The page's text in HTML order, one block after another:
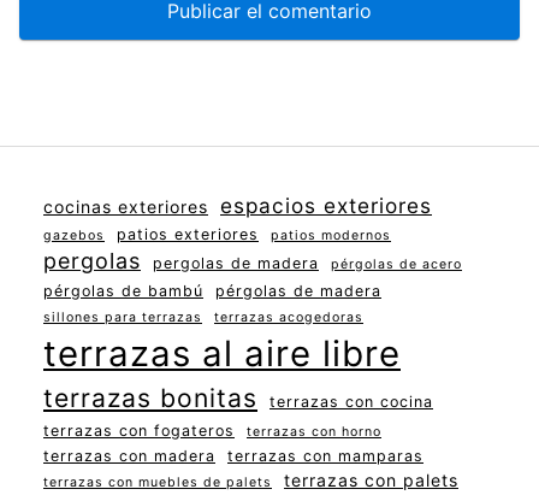
cocinas exteriores espacios exteriores
gazebos patios exteriores patios modernos
pergolas pergolas de madera pérgolas de acero
pérgolas de bambú pérgolas de madera
sillones para terrazas terrazas acogedoras
terrazas al aire libre
terrazas bonitas
terrazas con cocina
terrazas con fogateros
terrazas con horno
terrazas con madera terrazas con mamparas
terrazas con muebles de palets terrazas con palets